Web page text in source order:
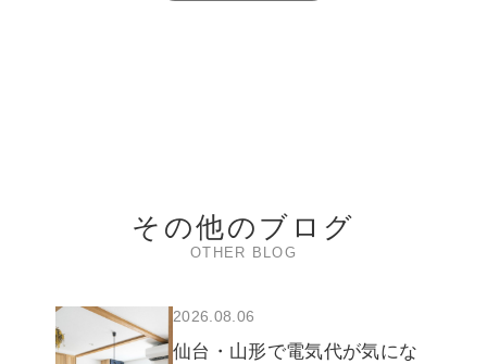
その他のブログ
OTHER BLOG
2026.08.06
仙台・山形で電気代が気にな